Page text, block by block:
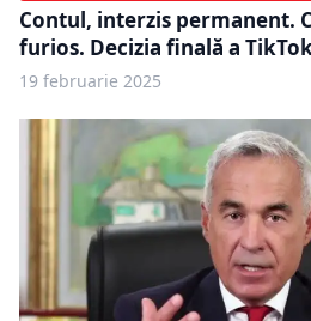
Contul, interzis permanent.
furios. Decizia finală a
19 februarie 2025